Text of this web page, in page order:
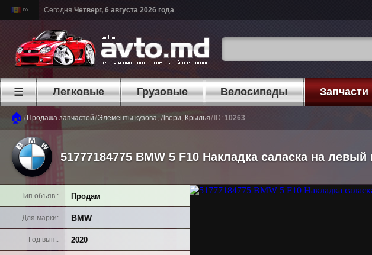
Сегодня Четверг, 6 августа 2026 года
☰ Легковые Грузовые Велосипеды Запчасти
🏠 / Продажа запчастей/Элементы кузова, Двери, Крылья/ ID: 10263
51777184775 BMW 5 F10 Накладка саласка на левый
Тип объяв. Продам
Для марки BMW
Год вып. 2020